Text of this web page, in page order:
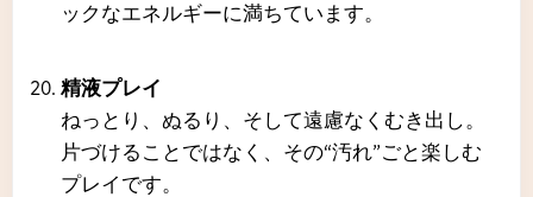
ックなエネルギーに満ちています。
精液プレイ
ねっとり、ぬるり、そして遠慮なくむき出し。
片づけることではなく、その“汚れ”ごと楽しむ
プレイです。